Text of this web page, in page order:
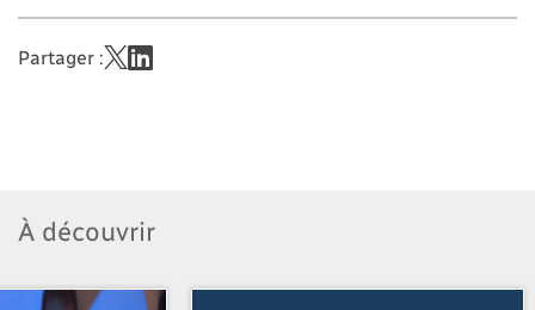
Partager :
À découvrir